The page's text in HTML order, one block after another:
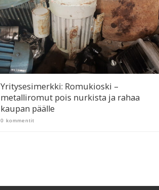
Yritysesimerkki: Romukioski –
metalliromut pois nurkista ja rahaa
kaupan päälle
0 kommentit